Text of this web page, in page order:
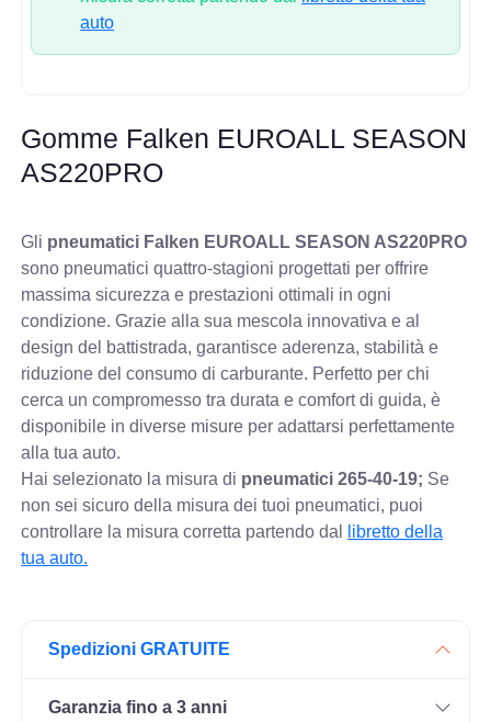
auto
Gomme Falken EUROALL SEASON
AS220PRO
Gli pneumatici Falken EUROALL SEASON AS220PRO
sono pneumatici quattro-stagioni progettati per offrire
massima sicurezza e prestazioni ottimali in ogni
condizione. Grazie alla sua mescola innovativa e al
design del battistrada, garantisce aderenza, stabilità e
riduzione del consumo di carburante. Perfetto per chi
cerca un compromesso tra durata e comfort di guida, è
disponibile in diverse misure per adattarsi perfettamente
alla tua auto.
Hai selezionato la misura di pneumatici265-40-19; Se
non sei sicuro della misura dei tuoi pneumatici, puoi
controllare la misura corretta partendo dal
libretto della
tua auto.
Spedizioni GRATUITE
Garanzia fino a 3 anni